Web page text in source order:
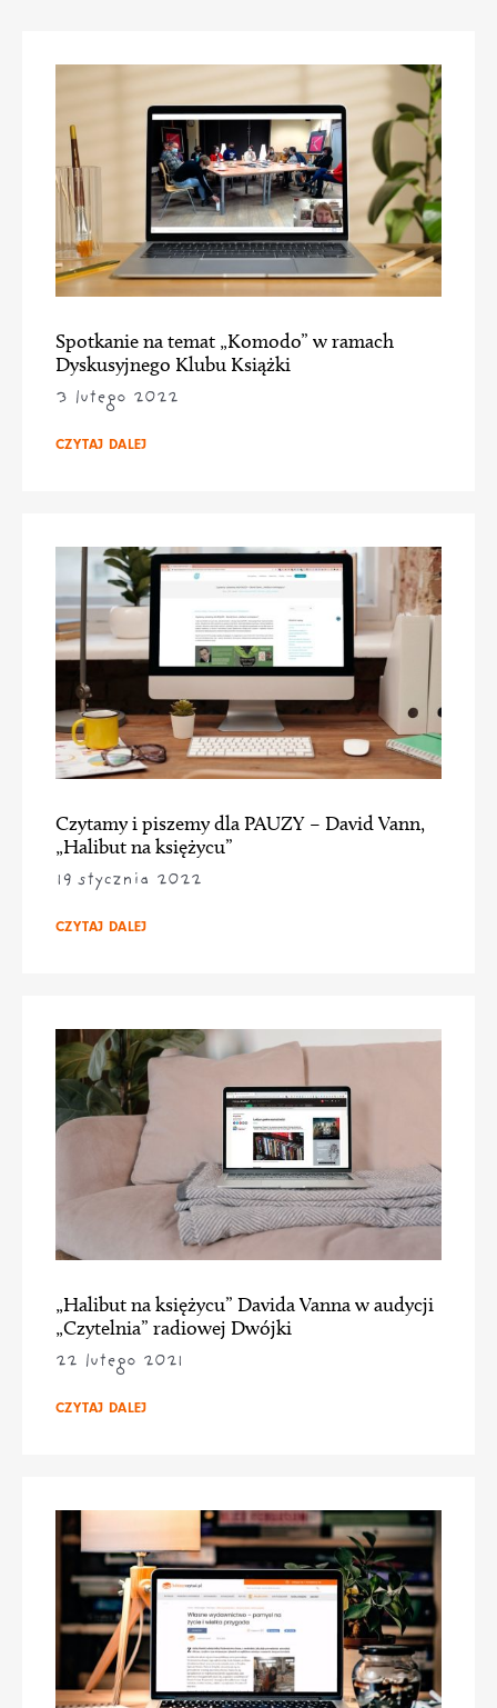
Spotkanie na temat „Komodo” w ramach
Dyskusyjnego Klubu Książki
3 lutego 2022
CZYTAJ DALEJ
Czytamy i piszemy dla PAUZY – David Vann,
„Halibut na księżycu”
19 stycznia 2022
CZYTAJ DALEJ
„Halibut na księżycu” Davida Vanna w audycji
„Czytelnia” radiowej Dwójki
22 lutego 2021
CZYTAJ DALEJ